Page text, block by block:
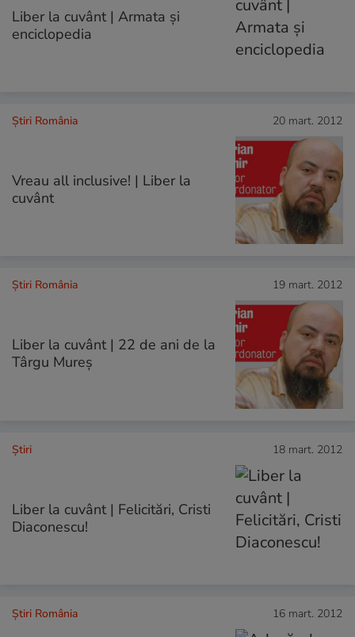
Liber la cuvânt | Armata şi
enciclopedia
Știri România 20 mart. 2012
Vreau all inclusive! | Liber la
cuvânt
Știri România 19 mart. 2012
Liber la cuvânt | 22 de ani de la
Târgu Mureş
Ştiri 18 mart. 2012
Liber la cuvânt | Felicitări, Cristi
Diaconescu!
Știri România 16 mart. 2012